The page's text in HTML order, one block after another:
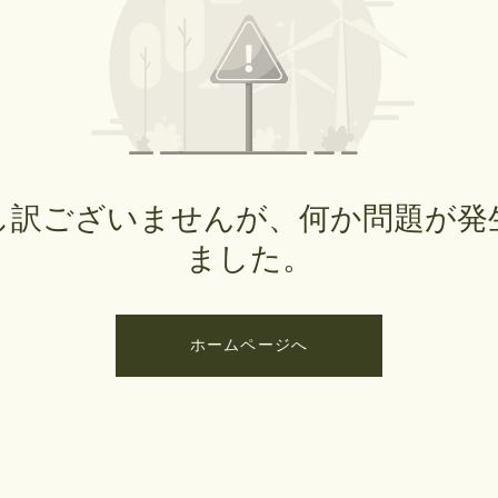
訳ございませんが、何か問題が発
ました。
ホームページへ